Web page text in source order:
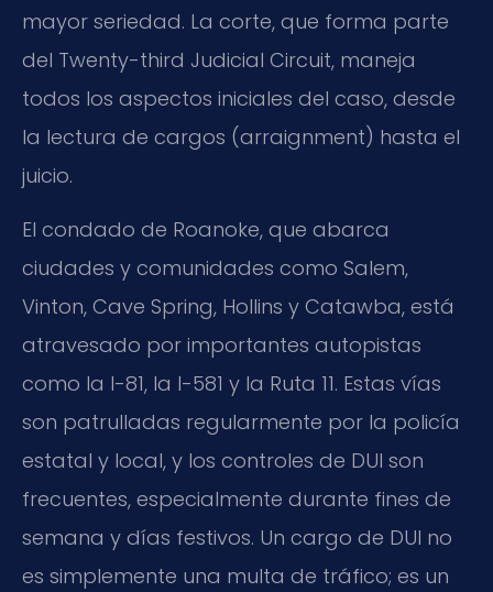
mayor seriedad. La corte, que forma parte
del Twenty-third Judicial Circuit, maneja
todos los aspectos iniciales del caso, desde
la lectura de cargos (arraignment) hasta el
juicio.
El condado de Roanoke, que abarca
ciudades y comunidades como Salem,
Vinton, Cave Spring, Hollins y Catawba, está
atravesado por importantes autopistas
como la I-81, la I-581 y la Ruta 11. Estas vías
son patrulladas regularmente por la policía
estatal y local, y los controles de DUI son
frecuentes, especialmente durante fines de
semana y días festivos. Un cargo de DUI no
es simplemente una multa de tráfico; es un